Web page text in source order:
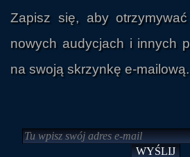
Zapisz się, aby
nowych audycjach i innych
na swoją skrzynkę e-mailową.